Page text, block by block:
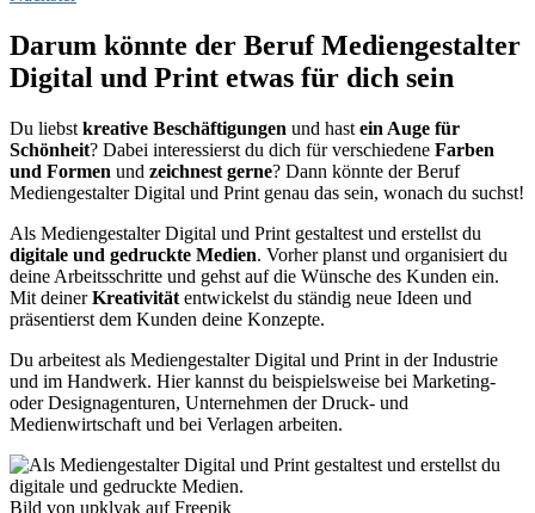
Darum könnte der Beruf Mediengestalter
Digital und Print etwas für dich sein
Du liebst kreative Beschäftigungen und hast ein Auge für
Schönheit? Dabei interessierst du dich für verschiedene Farben
und Formen und zeichnest gerne? Dann könnte der Beruf
Mediengestalter Digital und Print genau das sein, wonach du suchst!
Als Mediengestalter Digital und Print gestaltest und erstellst du
digitale und gedruckte Medien. Vorher planst und organisiert du
deine Arbeitsschritte und gehst auf die Wünsche des Kunden ein.
Mit deinerKreativität entwickelst du ständig neue Ideen und
präsentierst dem Kunden deine Konzepte.
Du arbeitest als Mediengestalter Digital und Print in der Industrie
und im Handwerk. Hier kannst du beispielsweise bei Marketing-
oder Designagenturen, Unternehmen der Druck- und
Medienwirtschaft und bei Verlagen arbeiten.
Bild von upklyak auf Freepik